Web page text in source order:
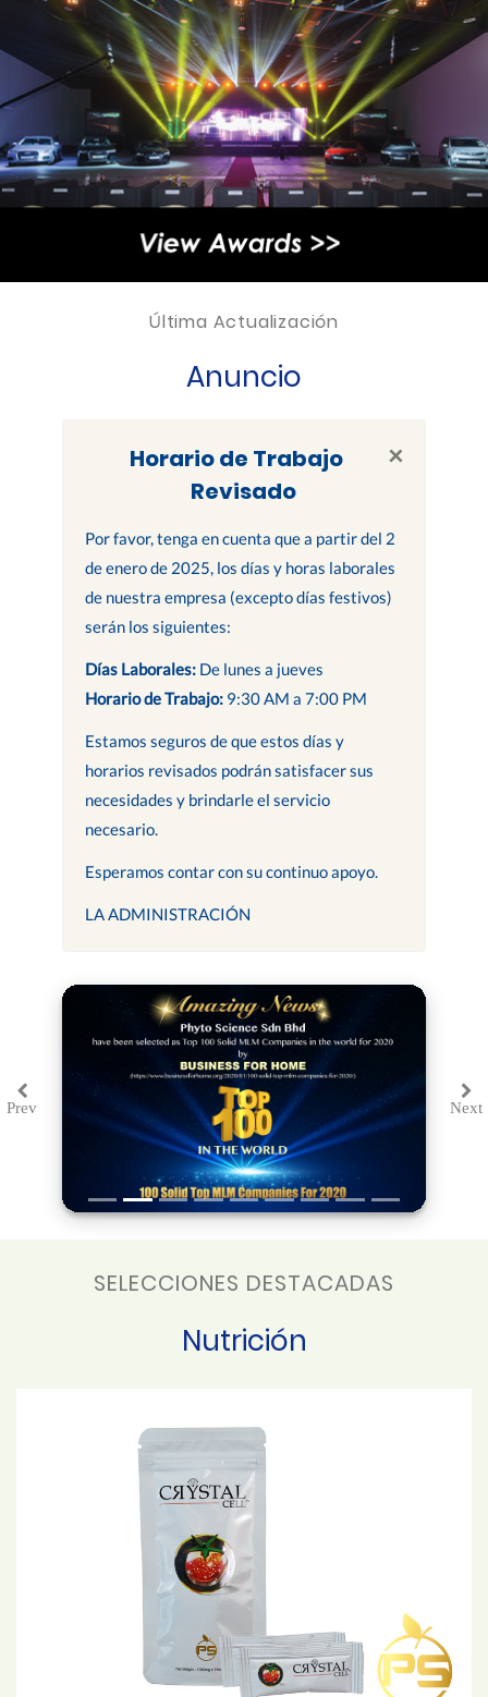
Última Actualización
Anuncio
×
Horario de Trabajo
Revisado
Por favor, tenga en cuenta que a partir del 2
de enero de 2025, los días y horas laborales
de nuestra empresa (excepto días festivos)
serán los siguientes:
Días Laborales:De lunes a jueves
Horario de Trabajo: 9:30 AM a 7:00 PM
Estamos seguros de que estos días y
horarios revisados podrán satisfacer sus
necesidades y brindarle el servicio
necesario.
Esperamos contar con su continuo apoyo.
LA ADMINISTRACIÓN
PrevPrevious Next
SELECCIONES DESTACADAS
Nutrición